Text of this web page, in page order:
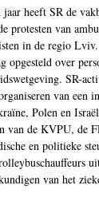
jaar heeft SR de
protesten van
in de regio
opgesteld over
SR-
van een
Polen en
van de KVPU, de
en politieke
van het